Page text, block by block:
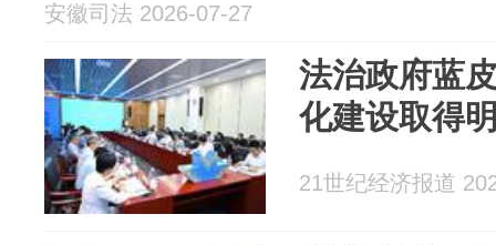
安徽司法 2026-07-27
法治政府蓝
化建设取得
21世纪经济报道